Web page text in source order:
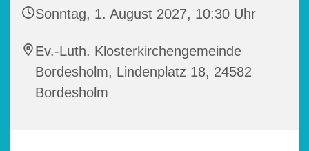
Sonntag, 1. August 2027, 10:30 Uhr
Ev.-Luth. Klosterkirchengemeinde
Bordesholm, Lindenplatz 18, 24582
Bordesholm